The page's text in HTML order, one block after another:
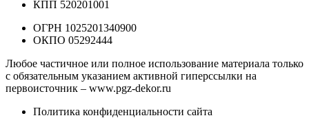
КПП 520201001
ОГРН 1025201340900
ОКПО 05292444
Любое частичное или полное использование материала только
с обязательным указанием активной гиперссылки на
первоисточник – www.pgz-dekor.ru
Политика конфиденциальности сайта